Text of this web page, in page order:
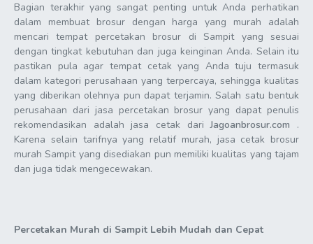
Bagian terakhir yang sangat penting untuk Anda perhatikan
dalam membuat brosur dengan harga yang murah adalah
mencari tempat percetakan brosur di Sampit yang sesuai
dengan tingkat kebutuhan dan juga keinginan Anda. Selain itu
pastikan pula agar tempat cetak yang Anda tuju termasuk
dalam kategori perusahaan yang terpercaya, sehingga kualitas
yang diberikan olehnya pun dapat terjamin. Salah satu bentuk
perusahaan dari jasa percetakan brosur yang dapat penulis
rekomendasikan adalah jasa cetak dariJagoanbrosur.com .
Karena selain tarifnya yang relatif murah, jasa cetak brosur
murah Sampit yang disediakan pun memiliki kualitas yang tajam
dan juga tidak mengecewakan.
Percetakan Murah di Sampit Lebih Mudah dan Cepat